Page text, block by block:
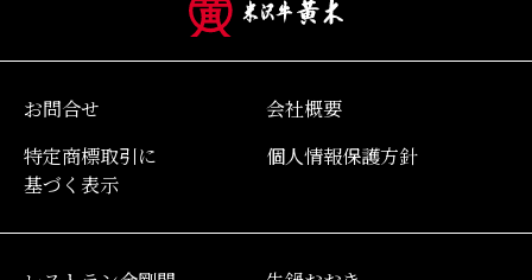
お問合せ
会社概要
特定商標取引に
基づく表示
個人情報保護方針